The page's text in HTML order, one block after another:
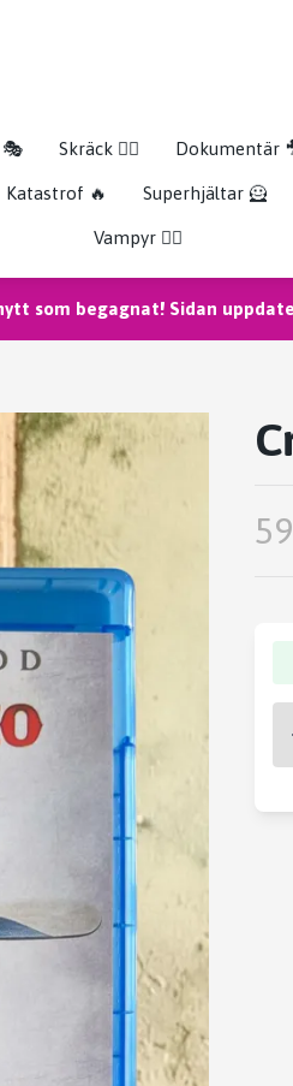
🎭 Skräck 🧟‍♂️ Dokumentär
Katastrof 🔥 Superhjältar 🦸
Vampyr 🧛‍♀️
som begagnat! Sidan